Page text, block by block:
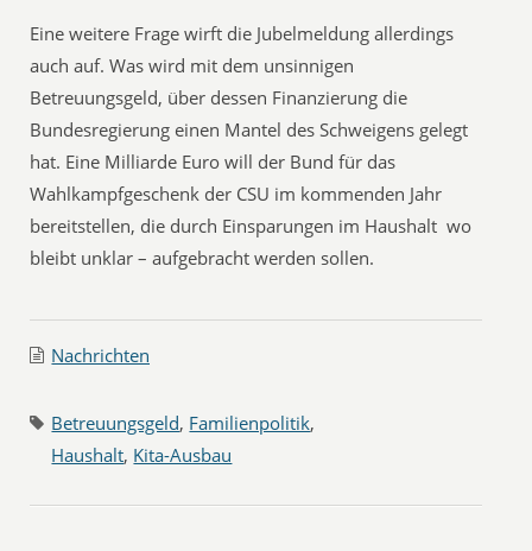
Eine weitere Frage wirft die Jubelmeldung allerdings
auch auf. Was wird mit dem unsinnigen
Betreuungsgeld, über dessen Finanzierung die
Bundesregierung einen Mantel des Schweigens gelegt
hat. Eine Milliarde Euro will der Bund für das
Wahlkampfgeschenk der CSU im kommenden Jahr
bereitstellen, die durch Einsparungen im Haushalt  wo
bleibt unklar – aufgebracht werden sollen.
Nachrichten
Betreuungsgeld, Familienpolitik,
Haushalt, Kita-Ausbau